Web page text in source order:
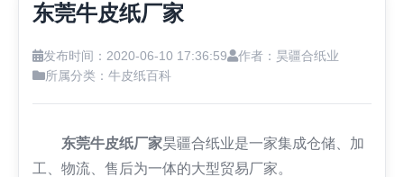
东莞牛皮纸厂家
发布时间：2020-06-10 17:36:59
作者：昊疆合纸业
所属分类： 牛皮纸百科
东莞牛皮纸厂家昊疆合纸业是一家集成仓储、加
工、物流、售后为一体的大型贸易厂家。